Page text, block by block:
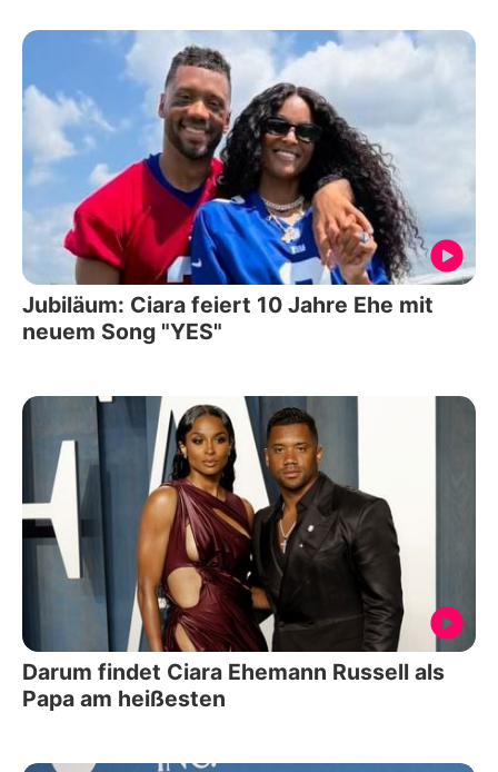
Jubiläum: Ciara feiert 10 Jahre Ehe mit
neuem Song "YES"
Darum findet Ciara Ehemann Russell als
Papa am heißesten